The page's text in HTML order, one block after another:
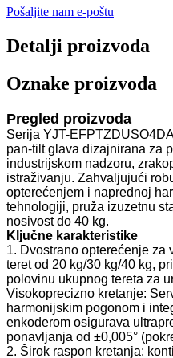
Pošaljite nam e-poštu
Detalji proizvoda
Oznake proizvoda
Pregled proizvoda
Serija YJT-
pan-tilt glava dizajnirana za
industrijskom nadzoru,
istraživanju. Zahvaljujući
opterećenjem i naprednoj
tehnologiji, pruža izuzetnu
nosivost do 40 kg.
Ključne karakteristike
1. Dvostrano opterećenje za
teret od 20 kg/30 kg/40 kg,
polovinu ukupnog tereta za
Visokoprecizno kretanje:
harmonijskim pogonom i
enkoderom osigurava
ponavljanja od ±0,005°
2. Širok raspon kretanja: